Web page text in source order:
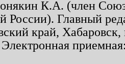
К.А. (член
России). Главный
край,